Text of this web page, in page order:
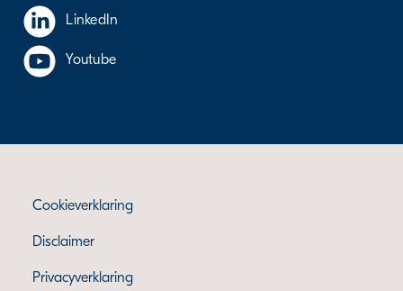
LinkedIn
Youtube
Cookieverklaring
Disclaimer
Privacyverklaring